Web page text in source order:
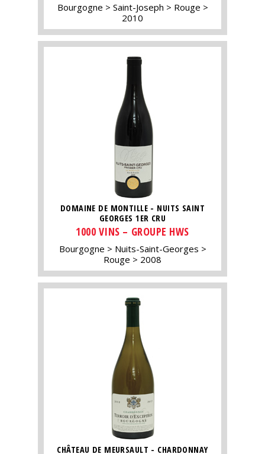
Bourgogne Saint-Joseph
Rouge
2010
DOMAINE DE MONTILLE - NUITS SAINT
GEORGES 1ER CRU
1000 VINS – GROUPE HWS
Bourgogne
Nuits-Saint-Georges
Rouge
2008
CHÂTEAU DE MEURSAULT - CHARDONNAY